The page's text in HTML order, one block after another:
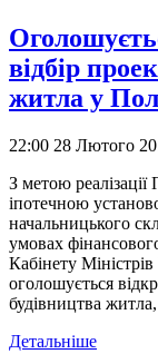
відбір
житла у
22:00 28 Лютого
З метою
іпотечною
начальницького
умовах
Кабінету
оголошується
будівництва
Детальніше